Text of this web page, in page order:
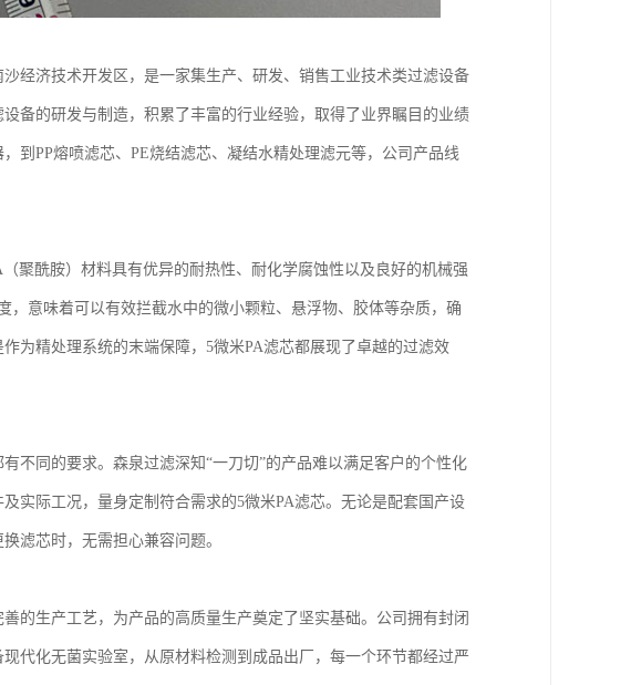
经济技术开发区，是一家集生产、研发、销售工业技术类过滤设备
备的研发与制造，积累了丰富的行业经验，取得了业界瞩目的业绩
到PP熔喷滤芯、PE烧结滤芯、凝结水精处理滤元等，公司产品线
聚酰胺）材料具有优异的耐热性、耐化学腐蚀性以及良好的机械强
意味着可以有效拦截水中的微小颗粒、悬浮物、胶体等杂质，确
为精处理系统的末端保障，5微米PA滤芯都展现了卓越的过滤效
不同的要求。森泉过滤深知“一刀切”的产品难以满足客户的个性化
实际工况，量身定制符合需求的5微米PA滤芯。无论是配套国产设
滤芯时，无需担心兼容问题。
的生产工艺，为产品的高质量生产奠定了坚实基础。公司拥有封闭
代化无菌实验室，从原材料检测到成品出厂，每一个环节都经过严